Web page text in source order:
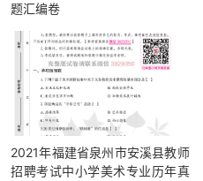
题汇编卷
2021年福建省泉州市安溪县教师
招聘考试中小学美术专业历年真